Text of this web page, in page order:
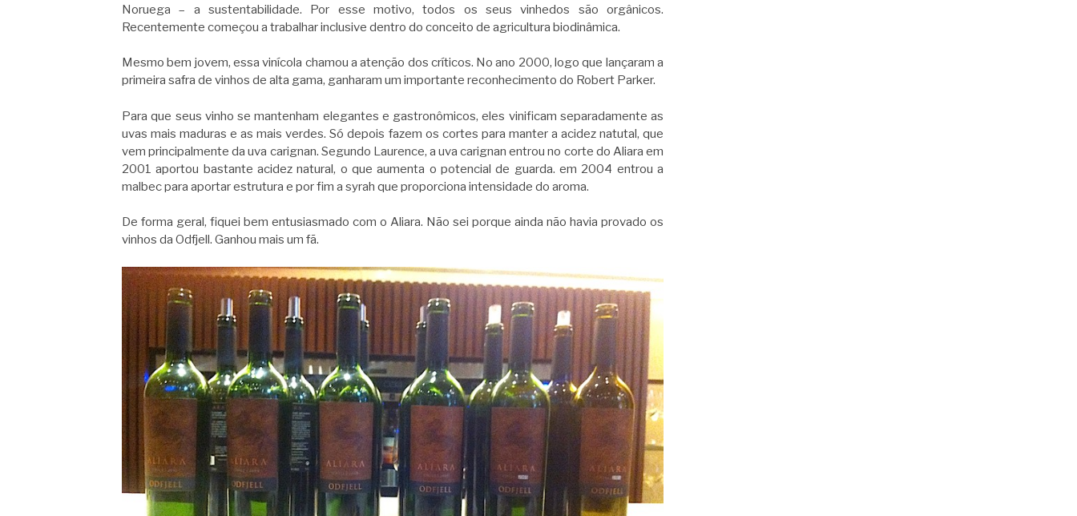
Noruega – a sustentabilidade. Por esse motivo, todos os seus vinhedos são orgânicos.
Recentemente começou a trabalhar inclusive dentro do conceito de agricultura biodinâmica.
Mesmo bem jovem, essa vinícola chamou a atenção dos críticos. No ano 2000, logo que lançaram a
primeira safra de vinhos de alta gama, ganharam um importante reconhecimento do Robert Parker.
Para que seus vinho se mantenham elegantes e gastronômicos, eles vinificam separadamente as
uvas mais maduras e as mais verdes. Só depois fazem os cortes para manter a acidez natutal, que
vem principalmente da uva carignan. Segundo Laurence, a uva carignan entrou no corte do Aliara em
2001 aportou bastante acidez natural, o que aumenta o potencial de guarda. em 2004 entrou a
malbec para aportar estrutura e por fim a syrah que proporciona intensidade do aroma.
De forma geral, fiquei bem entusiasmado com o Aliara. Não sei porque ainda não havia provado os
vinhos da Odfjell. Ganhou mais um fã.